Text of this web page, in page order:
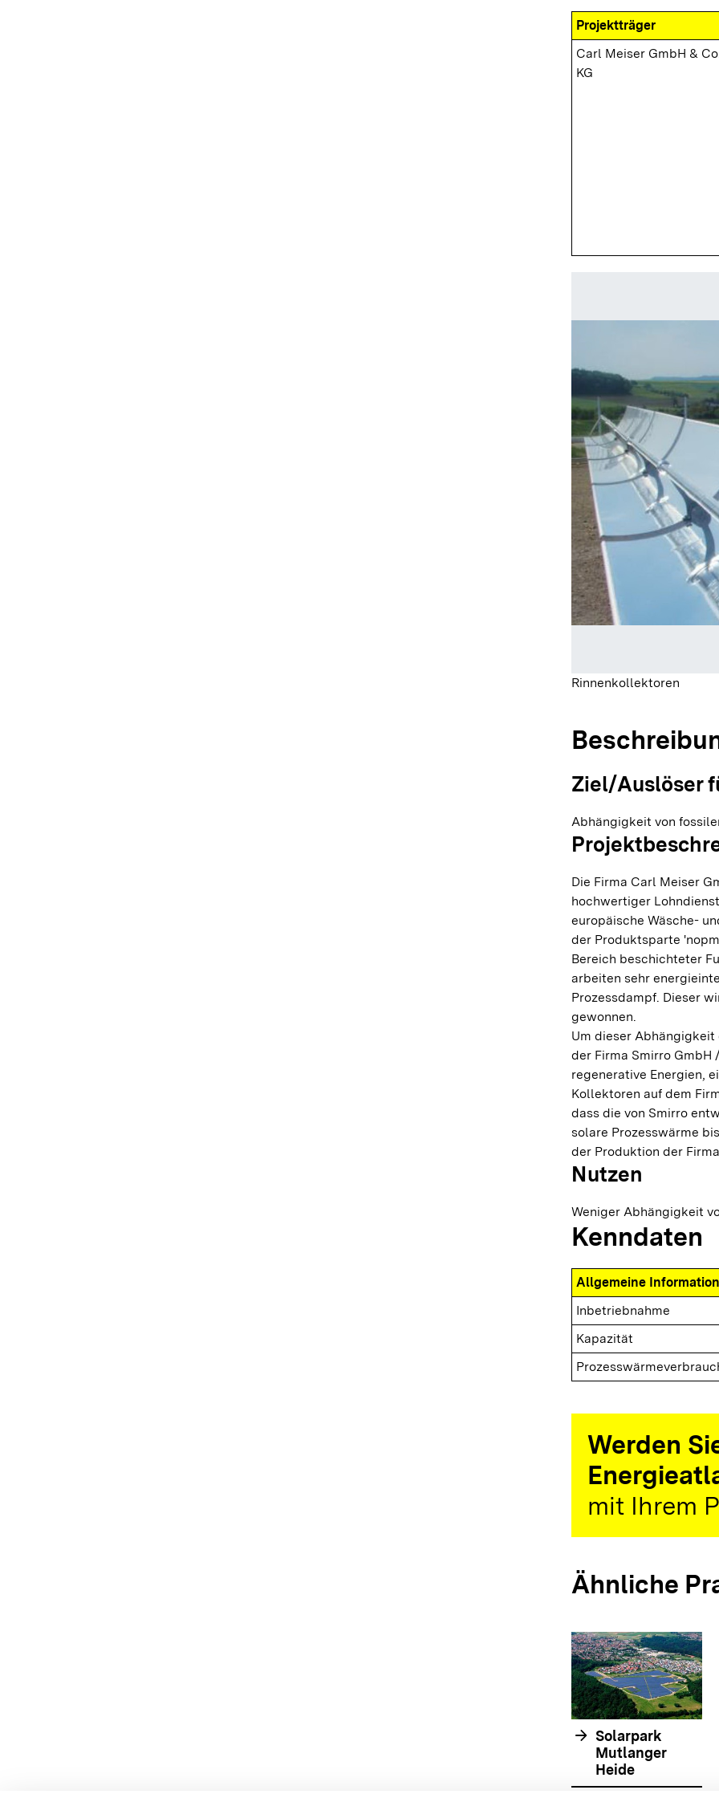
Projektträger
Carl Meiser GmbH &
KG
Rinnenkollektoren
Ziel/Auslöser
Abhängigkeit von
Die Firma Carl Meiser
hochwertiger
europäische Wäsche-
der Produktsparte
Bereich beschichteter
arbeiten sehr
Prozessdampf. Dieser
gewonnen.
Um dieser
der Firma Smirro GmbH
regenerative Energien,
Kollektoren auf dem
dass die von Smirro
solare Prozesswärme
der Produktion der
Nutzen
Weniger Abhängigkeit
Kenndaten
Allgemeine
Inbetriebnahme
Kapazität
Werden
mit Ihrem
Ähnliche
arrow_forward Solarpark
Mutlanger
Heide